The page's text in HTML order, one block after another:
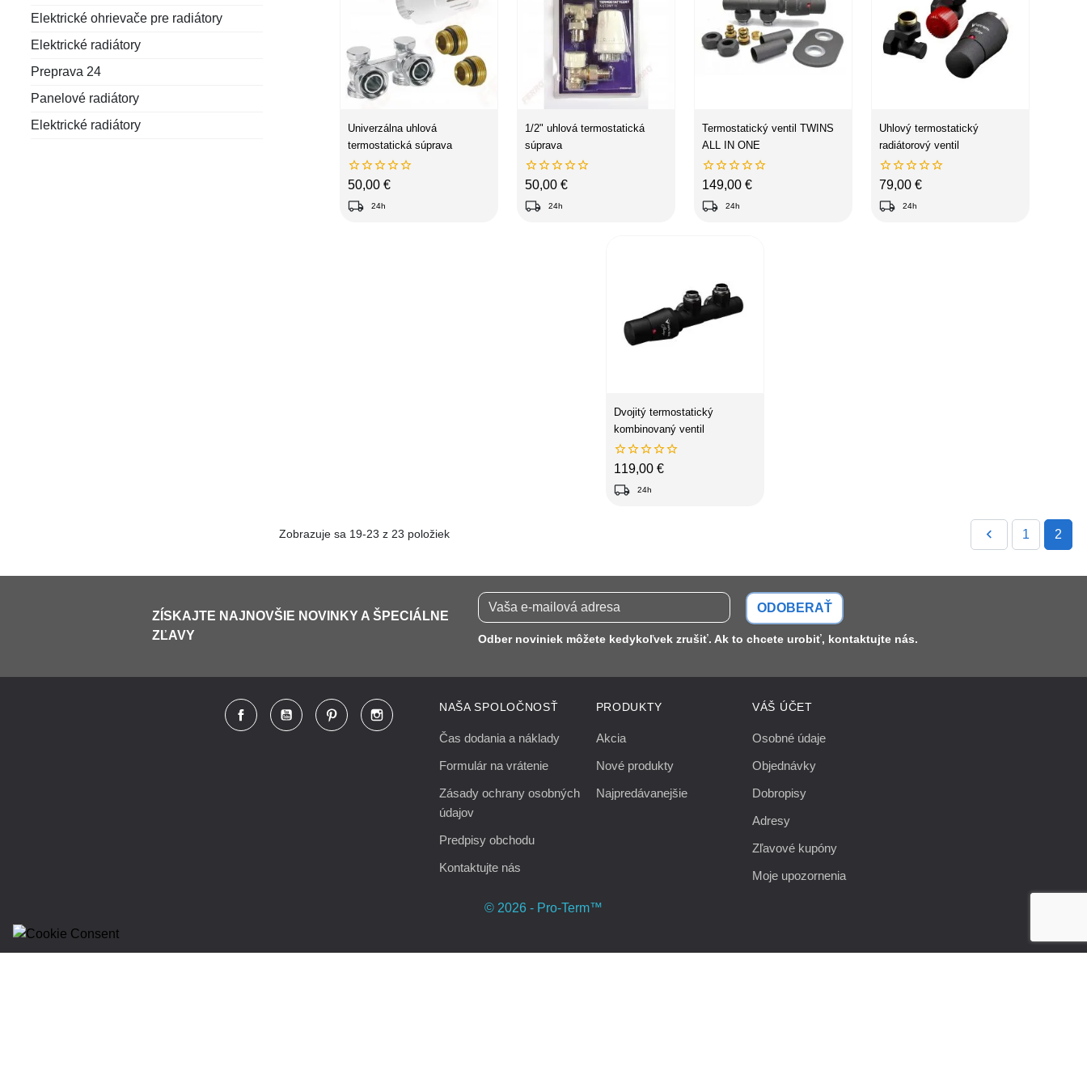
Elektrické ohrievače pre radiátory
Elektrické radiátory
Preprava 24
Panelové radiátory
Elektrické radiátory
Univerzálna uhlová
termostatická súprava

Cena
50,00 €
local_shipping 24h
1/2" uhlová termostatická
súprava

Cena
50,00 €
local_shipping 24h
Termostatický ventil TWINS
ALL IN ONE

Cena
149,00 €
local_shipping 24h
Uhlový termostatický
radiátorový ventil

Cena
79,00 €
local_shipping 24h
Dvojitý termostatický
kombinovaný ventil

Cena
119,00 €
local_shipping 24h
Zobrazuje sa 19-23 z 23 položiek Späť
 1 2
ZÍSKAJTE NAJNOVŠIE NOVINKY A ŠPECIÁLNE
ZĽAVY
ODOBERAŤ
Odber noviniek môžete kedykoľvek zrušiť. Ak to chcete urobiť, kontaktujte nás.
NAŠA SPOLOČNOSŤ
Čas dodania a náklady
Formulár na vrátenie
Zásady ochrany osobných
údajov
Predpisy obchodu
Kontaktujte nás
PRODUKTY
Akcia
Nové produkty
Najpredávanejšie
VÁŠ ÚČET
Osobné údaje
Objednávky
Dobropisy
Adresy
Zľavové kupóny
Moje upozornenia
© 2026 - Pro-Term™